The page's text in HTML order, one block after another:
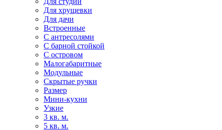
Для хрущевки
Для дачи
Встроенные
С антресолями
С барной стойкой
С островом
Малогабаритные
Модульные
Скрытые ручки
Размер
Мини-кухни
Узкие
3 кв. м.
5 кв. м.